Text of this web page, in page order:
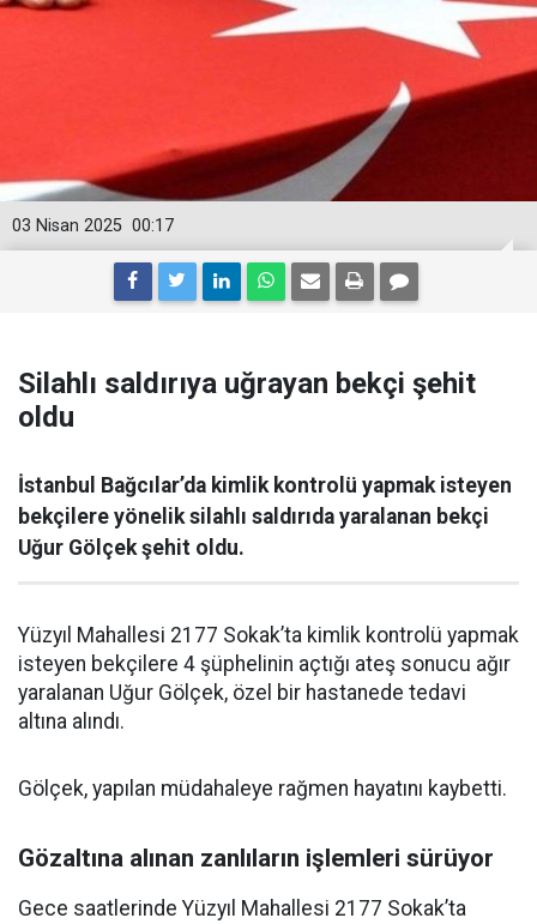
00:17
03 Nisan 2025
Silahlı saldırıya uğrayan bekçi şehit
oldu
İstanbul Bağcılar’da kimlik kontrolü yapmak isteyen
bekçilere yönelik silahlı saldırıda yaralanan bekçi
Uğur Gölçek şehit oldu.
Yüzyıl Mahallesi 2177 Sokak’ta kimlik kontrolü yapmak
isteyen bekçilere 4 şüphelinin açtığı ateş sonucu ağır
yaralanan Uğur Gölçek, özel bir hastanede tedavi
altına alındı.
Gölçek, yapılan müdahaleye rağmen hayatını kaybetti.
Gözaltına alınan zanlıların işlemleri sürüyor
Gece saatlerinde Yüzyıl Mahallesi 2177 Sokak’ta